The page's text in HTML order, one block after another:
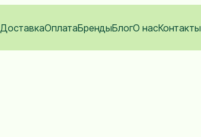
ДоставкаОплатаБрендыБлогО насКонтакты